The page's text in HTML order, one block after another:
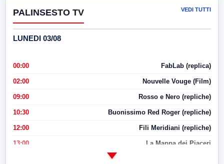
PALINSESTO TV VEDI TUTTI
LUNEDI 03/08
00:00 FabLab (replica)
02:00 Nouvelle Vouge (Film)
09:00 Rosso e Nero (repliche)
10:30 Buonissimo Red Roger (repliche)
12:00 Fili Meridiani (repliche)
13:00 La Mappa dei Piaceri